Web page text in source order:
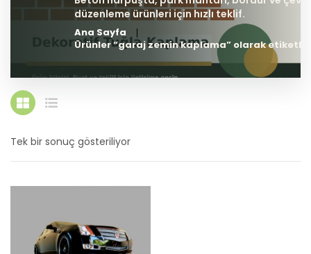
Ana Sayfa
Ürünler “garaj zemin kaplama” olarak
Tek bir sonuç gösteriliyor